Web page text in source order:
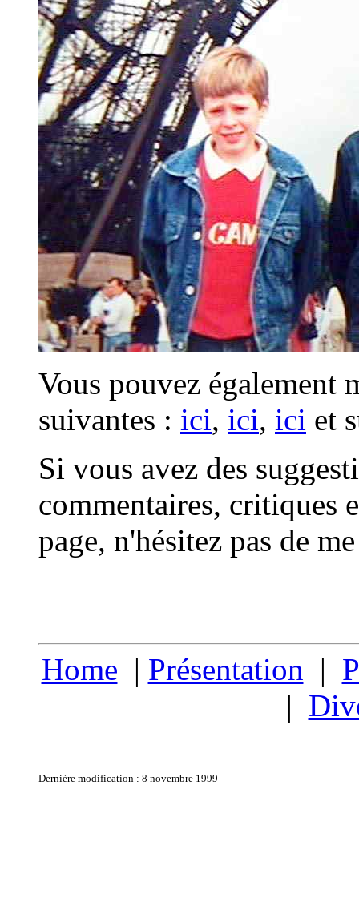
Vous pouvez également
suivantes : ici, ici, ici et
Si vous avez des
commentaires, critiques
page, n'hésitez pas de
Home | Présentation |
|
Dernière modification : 8 novembre 1999